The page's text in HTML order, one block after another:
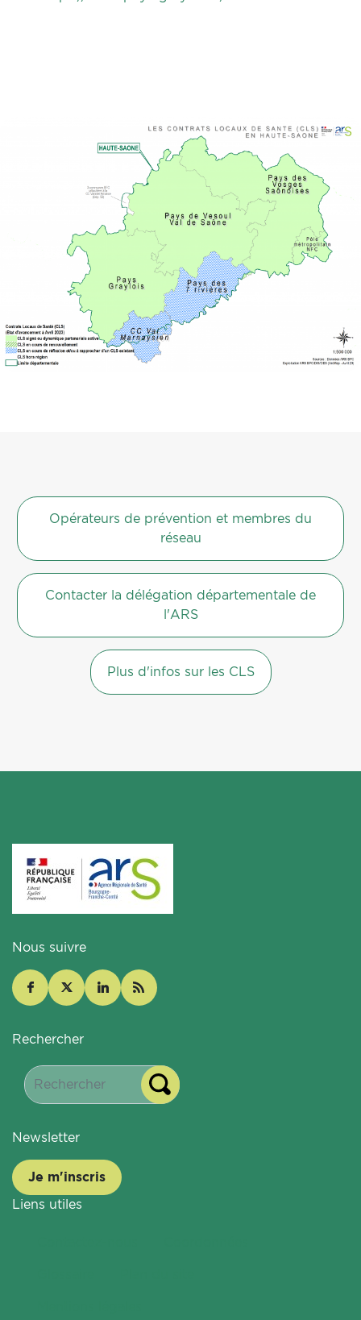
Opérateurs de prévention et membres du
réseau
Contacter la délégation départementale de
l'ARS
Plus d'infos sur les CLS
Nous suivre
Rechercher
Newsletter
Je m'inscris
Liens utiles